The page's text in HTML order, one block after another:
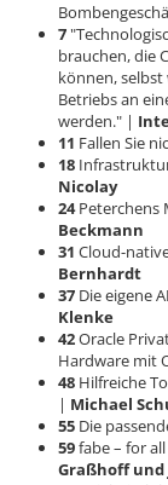
7
brauchen, die
können,
Betriebs an
werden." |
11 Fallen Sie
18
Nicolay
24Peterchens
Beckmann
31 Cloud-
Bernhardt
37 Die eigene
Klenke
42Oracle
Hardware mit
48 Hilfreiche
| Michael
55 Die
59fabe – for
Graßhoff und